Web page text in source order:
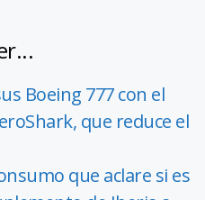
Boeing 777 con el
que reduce el
que aclare si es